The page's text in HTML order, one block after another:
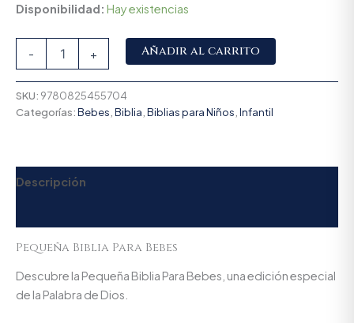
Disponibilidad: Hay existencias
- + Añadir al carrito
SKU: 9780825455704
Categorías:Bebes,Biblia,Biblias para Niños,Infantil
Descripción
Pequeña Biblia Para Bebes
Descubre la Pequeña Biblia Para Bebes, una edición especial
de la Palabra de Dios.